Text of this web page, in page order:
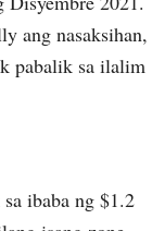
ang nasaksihan,
pabalik sa ilalim
ibaba ng $1.2